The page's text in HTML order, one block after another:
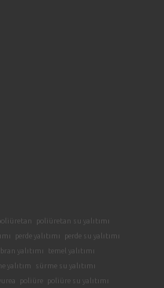
poliüretan su yalıtımı
perde yalıtımı
perde su yalıtımı
yalıtımı
temel yalıtımı
yalıtım
sürme su yalıtımı
poliüre poliüre su yalıtımı